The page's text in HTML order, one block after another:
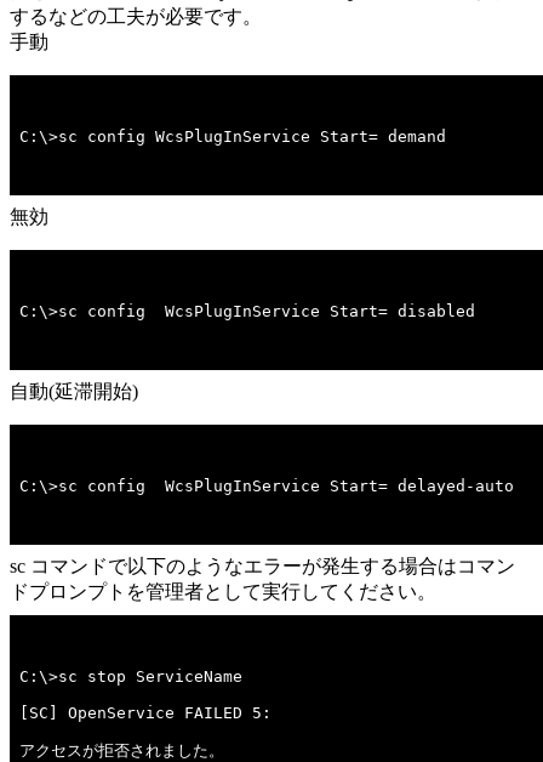
するなどの工夫が必要です。
手動
C:\>sc config WcsPlugInService Start= demand
無効
C:\>sc config  WcsPlugInService Start= disabled
自動(延滞開始)
C:\>sc config  WcsPlugInService Start= delayed-auto
sc コマンドで以下のようなエラーが発生する場合はコマン
ドプロンプトを管理者として実行してください。
アクセスが拒否されました。